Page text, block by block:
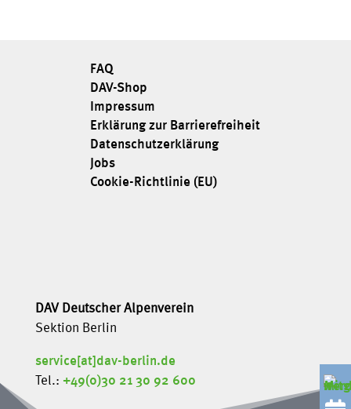
FAQ
DAV-Shop
Impressum
Erklärung zur Barrierefreiheit
Datenschutzerklärung
Jobs
Cookie-Richtlinie (EU)
DAV Deutscher Alpenverein
Sektion Berlin
service[at]dav-berlin.de
Tel.: +49(0)30 21 30 92 600